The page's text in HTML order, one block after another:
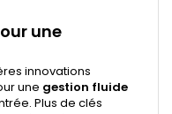
une
innovations
une gestion fluide
Plus de clés